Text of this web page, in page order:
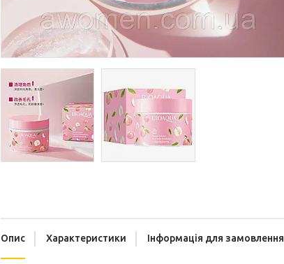
Опис Характеристики Інформація для замовлення